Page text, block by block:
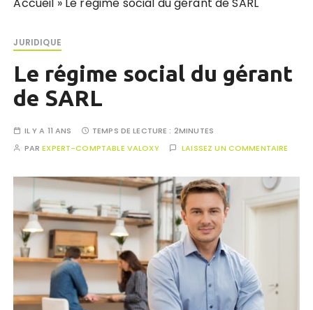
JURIDIQUE
Le régime social du gérant
de SARL
IL Y A 11 ANS TEMPS DE LECTURE : 2MINUTES
PAREXPERT-COMPTABLE VALOXY LAISSEZ UN COMMENTAIRE